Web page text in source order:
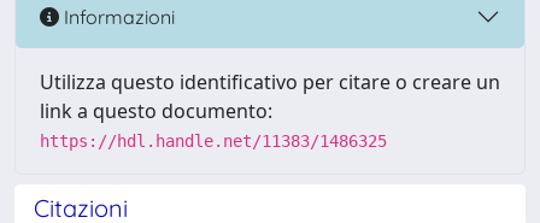
Informazioni
Utilizza questo identificativo per citare o creare un
link a questo documento:
https://hdl.handle.net/11383/1486325
Citazioni